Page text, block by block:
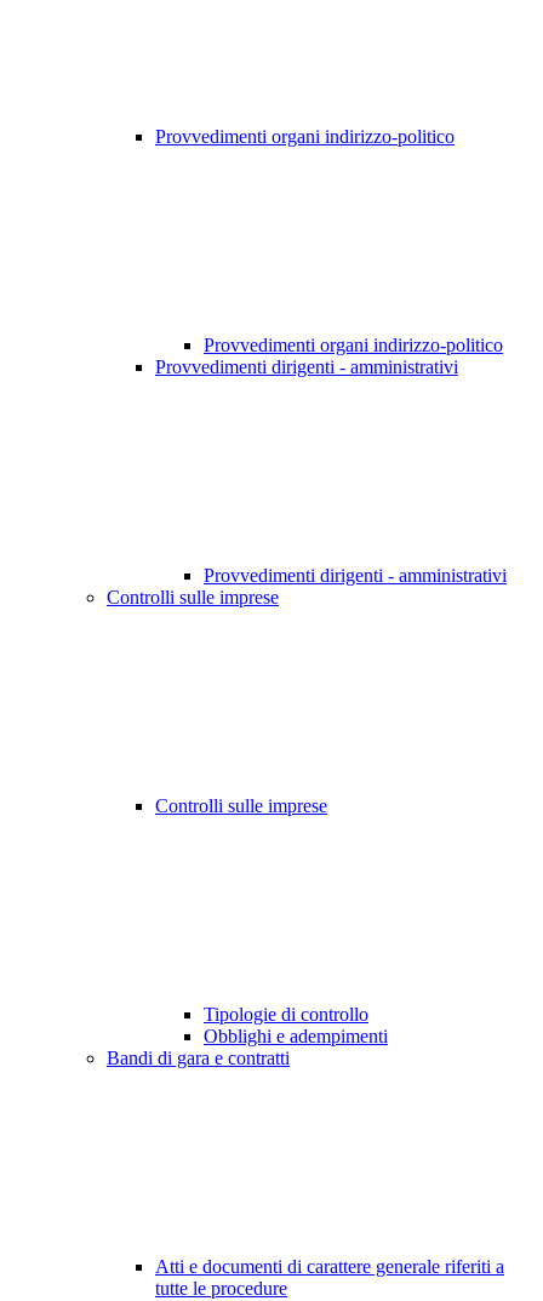
Provvedimenti organi indirizzo-politico
Provvedimenti organi indirizzo-politico
Provvedimenti dirigenti - amministrativi
Provvedimenti dirigenti - amministrativi
Controlli sulle imprese
Controlli sulle imprese
Tipologie di controllo
Obblighi e adempimenti
Bandi di gara e contratti
Atti e documenti di carattere generale riferiti a
tutte le procedure